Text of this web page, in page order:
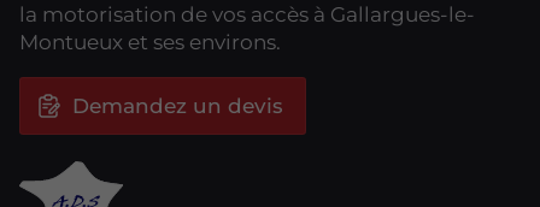
la motorisation de vos accès à Gallargues-le-
Montueux et ses environs.
Demandez un devis